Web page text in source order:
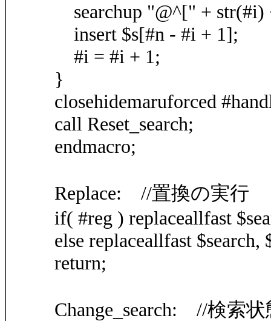
searchup "@^[" +
insert $s[#n - #i + 1];
#i = #i + 1;
}
closehidemaruforced
call Reset_search;
endmacro;
Replace: //置換の実行
if( #reg ) replaceallfast
else replaceallfast $search,
return;
Change_search: //検索